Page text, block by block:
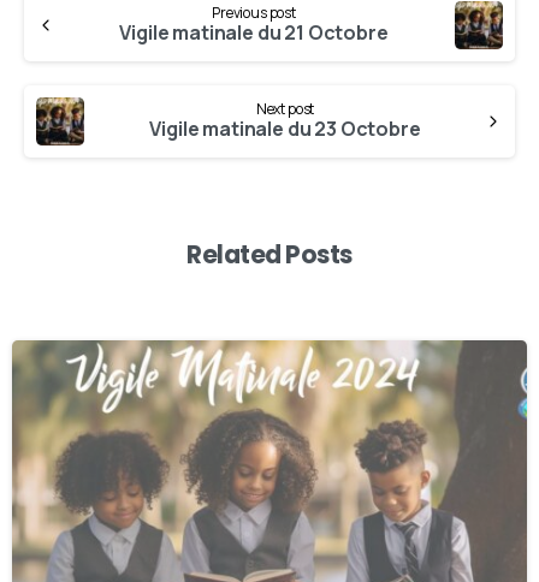
Previous post
Vigile matinale du 21 Octobre
Next post
Vigile matinale du 23 Octobre
Related Posts